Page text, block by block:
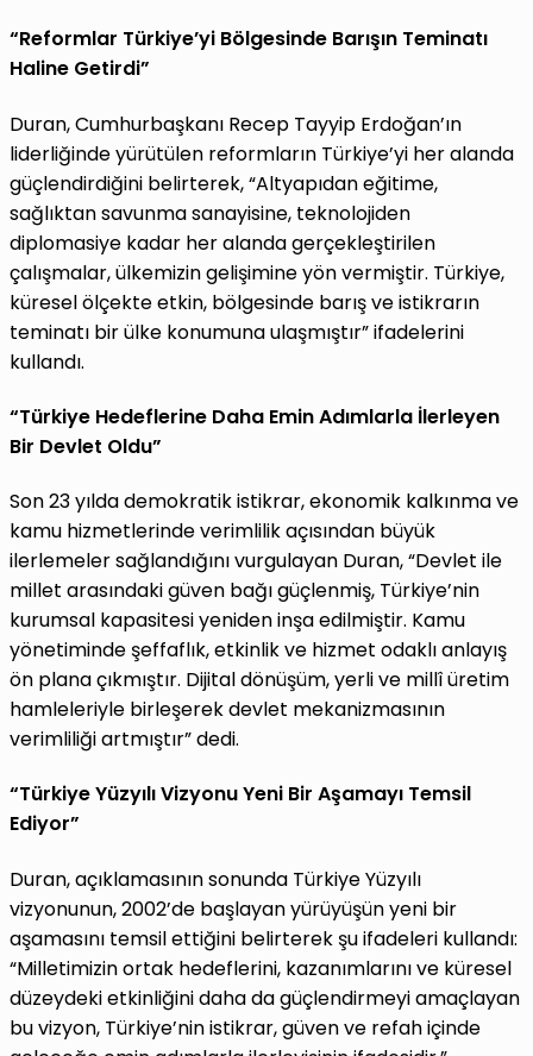
“Reformlar Türkiye’yi Bölgesinde Barışın Teminatı
Haline Getirdi”
Duran, Cumhurbaşkanı Recep Tayyip Erdoğan’ın
liderliğinde yürütülen reformların Türkiye’yi her alanda
güçlendirdiğini belirterek, “Altyapıdan eğitime,
sağlıktan savunma sanayisine, teknolojiden
diplomasiye kadar her alanda gerçekleştirilen
çalışmalar, ülkemizin gelişimine yön vermiştir. Türkiye,
küresel ölçekte etkin, bölgesinde barış ve istikrarın
teminatı bir ülke konumuna ulaşmıştır” ifadelerini
kullandı.
“Türkiye Hedeflerine Daha Emin Adımlarla İlerleyen
Bir Devlet Oldu”
Son 23 yılda demokratik istikrar, ekonomik kalkınma ve
kamu hizmetlerinde verimlilik açısından büyük
ilerlemeler sağlandığını vurgulayan Duran, “Devlet ile
millet arasındaki güven bağı güçlenmiş, Türkiye’nin
kurumsal kapasitesi yeniden inşa edilmiştir. Kamu
yönetiminde şeffaflık, etkinlik ve hizmet odaklı anlayış
ön plana çıkmıştır. Dijital dönüşüm, yerli ve millî üretim
hamleleriyle birleşerek devlet mekanizmasının
verimliliği artmıştır” dedi.
“Türkiye Yüzyılı Vizyonu Yeni Bir Aşamayı Temsil
Ediyor”
Duran, açıklamasının sonunda Türkiye Yüzyılı
vizyonunun, 2002’de başlayan yürüyüşün yeni bir
aşamasını temsil ettiğini belirterek şu ifadeleri kullandı:
“Milletimizin ortak hedeflerini, kazanımlarını ve küresel
düzeydeki etkinliğini daha da güçlendirmeyi amaçlayan
bu vizyon, Türkiye’nin istikrar, güven ve refah içinde